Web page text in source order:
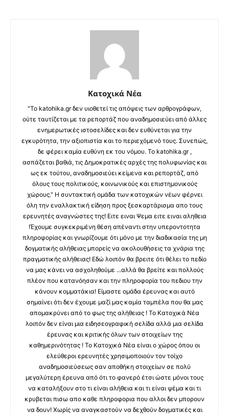
Κατοχικά Νέα
"Το katohika.gr δεν υιοθετεί τις απόψεις των αρθρογράφων,
ούτε ταυτίζεται με τα ρεπορτάζ που αναδημοσιεύει από άλλες
ενημερωτικές ιστοσελίδες και δεν ευθύνεται για την
εγκυρότητα, την αξιοπιστία και το περιεχόμενό τους. Συνεπώς,
δε φέρει καμία ευθύνη εκ του νόμου. Το katohika.gr ,
ασπάζεται βαθιά, τις Δημοκρατικές αρχές της πολυφωνίας και
ως εκ τούτου, αναδημοσιεύει κείμενα και ρεπορτάζ, από
όλους τους πολιτικούς, κοινωνικούς και επιστημονικούς
χώρους." Η συντακτική ομάδα των κατοχικών νέων φέρνει
όλη την εναλλακτική είδηση προς ξεσκαρτάρισμα απο τους
ερευνητές αναγνώστες της! Ειτε ειναι Ψεμα ειτε ειναι αληθεια
!Έχουμε συγκεκριμένη θέση απέναντι στην υπεροντοτητα
πληροφορίας και γνωρίζουμε ότι μόνο με την διαδικασία της μη
δογματικής αλήθειας μπορείς να ακολουθήσεις τα χνάρια της
πραγματικής αλήθειας! Εδώ λοιπόν θα βρειτε ότι θέλει το πεδίο
να μας κάνει να ασχοληθούμε ...αλλά θα βρείτε και πολλούς
πλέον που κατανόησαν και την πληροφορία του πεδιου την
κάνουν κομματάκια! Είμαστε ομάδα έρευνας και αυτό
σημαίνει ότι δεν έχουμε μαζί μας καμία ταμπέλα που θα μας
απομακρύνει από το φως της αλήθειας ! Το Κατοχικά Νέα
λοιπόν δεν είναι μια ειδησεογραφική σελίδα αλλά μια σελίδα
έρευνας και κριτικής όλων των στοιχείων της
καθημερινότητας ! Το Κατοχικά Νέα είναι ο χώρος όπου οι
ελεύθεροι ερευνητές χρησιμοποιούν τον τοίχο
αναδημοσιεύσεως σαν αποθήκη στοιχείων σε πολύ
μεγαλύτερη έρευνα από ότι το φανερό έτσι ώστε μόνοι τους
να καταλήξουν στο τι είναι αλήθεια και τι είναι ψέμα και τι
κρυβεται πισω απο καθε πληροφορια που αλλοι δεν μπορουν
να δουν! Χωρίς να αναγκαστούν να δεχθούν δογματικές και